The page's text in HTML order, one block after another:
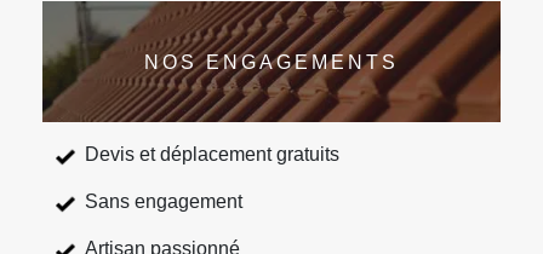
NOS ENGAGEMENTS
Devis et déplacement gratuits
Sans engagement
Artisan passionné